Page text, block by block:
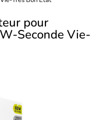
pour
Seconde Vie-